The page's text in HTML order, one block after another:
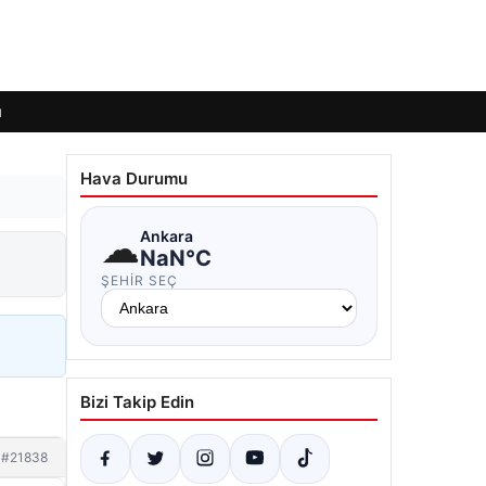
#21838
Hava Durumu
☁Ankara
NaN°C
ŞEHIR SEÇ
Bizi Takip Edin